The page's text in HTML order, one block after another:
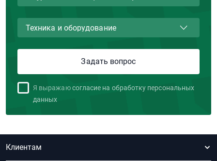
Я выражаю согласие на обработку персональных
данных
Клиентам